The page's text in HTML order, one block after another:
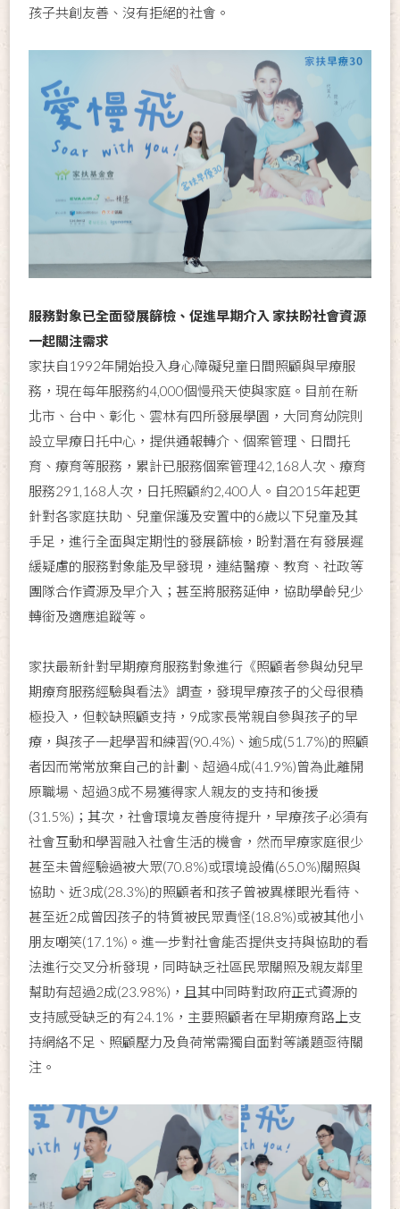
孩子共創友善、沒有拒絕的社會。
服務對象已全面發展篩檢、促進早期介入 家扶盼社會資源
一起關注需求
家扶自1992年開始投入身心障礙兒童日間照顧與早療服
務，現在每年服務約4,000個慢飛天使與家庭。目前在新
北市、台中、彰化、雲林有四所發展學園，大同育幼院則
設立早療日托中心，提供通報轉介、個案管理、日間托
育、療育等服務，累計已服務個案管理42,168人次、療育
服務291,168人次，日托照顧約2,400人。自2015年起更
針對各家庭扶助、兒童保護及安置中的6歲以下兒童及其
手足，進行全面與定期性的發展篩檢，盼對潛在有發展遲
緩疑慮的服務對象能及早發現，連結醫療、教育、社政等
團隊合作資源及早介入；甚至將服務延伸，協助學齡兒少
轉銜及適應追蹤等。
家扶最新針對早期療育服務對象進行《照顧者參與幼兒早
期療育服務經驗與看法》調查，發現早療孩子的父母很積
極投入，但較缺照顧支持，9成家長常親自參與孩子的早
療，與孩子一起學習和練習(90.4%)、逾5成(51.7%)的照顧
者因而常常放棄自己的計劃、超過4成(41.9%)曾為此離開
原職場、超過3成不易獲得家人親友的支持和後援
(31.5%)；其次，社會環境友善度待提升，早療孩子必須有
社會互動和學習融入社會生活的機會，然而早療家庭很少
甚至未曾經驗過被大眾(70.8%)或環境設備(65.0%)關照與
協助、近3成(28.3%)的照顧者和孩子曾被異樣眼光看待、
甚至近2成曾因孩子的特質被民眾責怪(18.8%)或被其他小
朋友嘲笑(17.1%)。進一步對社會能否提供支持與協助的看
法進行交叉分析發現，同時缺乏社區民眾關照及親友鄰里
幫助有超過2成(23.98%)，且其中同時對政府正式資源的
支持感受缺乏的有24.1%，主要照顧者在早期療育路上支
持網絡不足、照顧壓力及負荷常需獨自面對等議題亟待關
注。